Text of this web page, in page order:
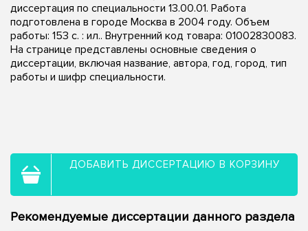
диссертация по специальности 13.00.01. Работа
подготовлена в городе Москва в 2004 году. Объем
работы: 153 с. : ил.. Внутренний код товара: 01002830083.
На странице представлены основные сведения о
диссертации, включая название, автора, год, город, тип
работы и шифр специальности.
ДОБАВИТЬ ДИССЕРТАЦИЮ В КОРЗИНУ
Рекомендуемые диссертации данного раздела